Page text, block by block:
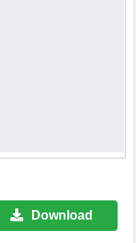
Download